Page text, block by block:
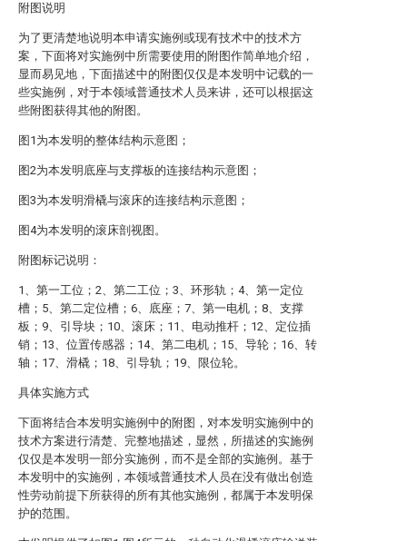
附图说明
为了更清楚地说明本申请实施例或现有技术中的技术方
案，下面将对实施例中所需要使用的附图作简单地介绍，
显而易见地，下面描述中的附图仅仅是本发明中记载的一
些实施例，对于本领域普通技术人员来讲，还可以根据这
些附图获得其他的附图。
图1为本发明的整体结构示意图；
图2为本发明底座与支撑板的连接结构示意图；
图3为本发明滑橇与滚床的连接结构示意图；
图4为本发明的滚床剖视图。
附图标记说明：
1、第一工位；2、第二工位；3、环形轨；4、第一定位
槽；5、第二定位槽；6、底座；7、第一电机；8、支撑
板；9、引导块；10、滚床；11、电动推杆；12、定位插
销；13、位置传感器；14、第二电机；15、导轮；16、转
轴；17、滑橇；18、引导轨；19、限位轮。
具体实施方式
下面将结合本发明实施例中的附图，对本发明实施例中的
技术方案进行清楚、完整地描述，显然，所描述的实施例
仅仅是本发明一部分实施例，而不是全部的实施例。基于
本发明中的实施例，本领域普通技术人员在没有做出创造
性劳动前提下所获得的所有其他实施例，都属于本发明保
护的范围。